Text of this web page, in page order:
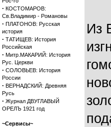
· КОСТОМАРОВ:
Св.Владимир - Романовы
· ПЛАТОНОВ: Русская
история
· ТАТИЩЕВ: История
Российская
· Митр.МАКАРИЙ: История
Рус. Церкви
· СОЛОВЬЕВ: История
России
· ВЕРНАДСКИЙ: Древняя
Русь
· Журнал ДВУГЛАВЫЙ
ОРЕЛЪ 1921 год
~Сервисы~
Из